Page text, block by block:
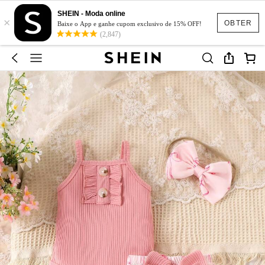
OBTER
×
SHEIN - Moda online
Baixe o App e ganhe cupom exclusivo de 15% OFF!
(2,847)